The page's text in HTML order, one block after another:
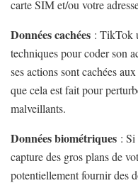
carte SIM et/ou votre
Données cachées : TikTok
techniques pour coder son
ses actions sont cachées
que cela est fait pour
malveillants.
Données biométriques : Si
capture des gros plans de
potentiellement fournir des